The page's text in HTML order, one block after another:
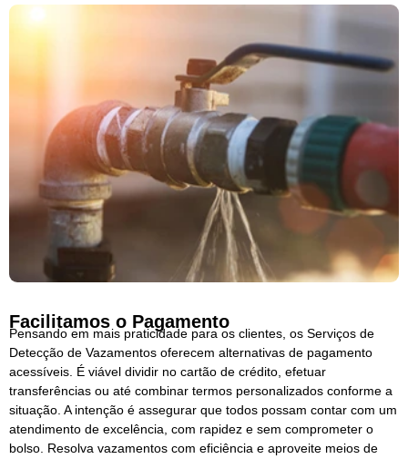
Facilitamos o Pagamento
Pensando em mais praticidade para os clientes, os Serviços de
Detecção de Vazamentos oferecem alternativas de pagamento
acessíveis. É viável dividir no cartão de crédito, efetuar
transferências ou até combinar termos personalizados conforme a
situação. A intenção é assegurar que todos possam contar com um
atendimento de excelência, com rapidez e sem comprometer o
bolso. Resolva vazamentos com eficiência e aproveite meios de